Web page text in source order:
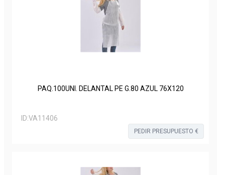
PAQ.100UNI. DELANTAL PE G.80 AZUL 76X120
ID:VA11406
PEDIR PRESUPUESTO €